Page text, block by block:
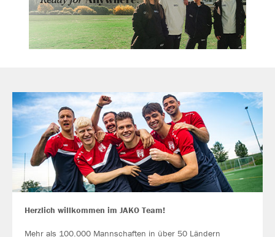
Herzlich willkommen im JAKO Team!
Mehr als 100.000 Mannschaften in über 50 Ländern